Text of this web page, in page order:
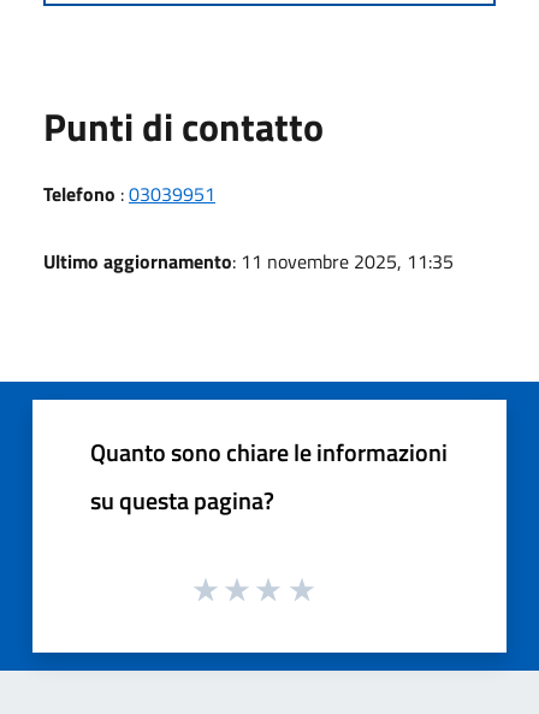
Punti di contatto
Telefono :03039951
Ultimo aggiornamento: 11 novembre 2025, 11:35
Quanto sono chiare le informazioni
su questa pagina?